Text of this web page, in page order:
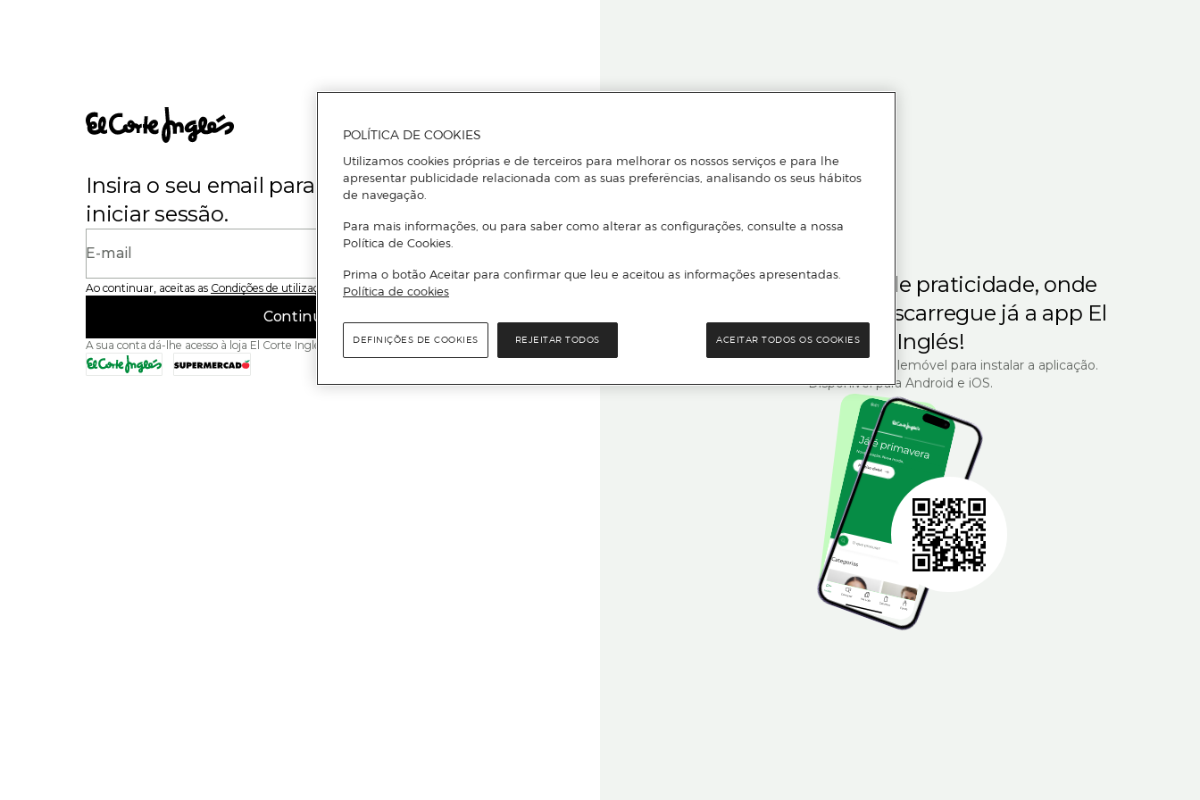
Insira o seu email para se registar ou
iniciar sessão.
E-mail
Ao continuar, aceitas as Condições de utilização do site
Continuar
A sua conta dá-lhe acesso à loja El Corte Inglés e ao Supermercado El Corte Inglés.
Para quem gosta de praticidade, onde
Descarregue já a app El
Corte Inglés!
Leia o código QR com o seu telemóvel para instalar a aplicação.
Disponível para Android e iOS.
POLÍTICA DE COOKIES
Utilizamos cookies próprias e de terceiros para melhorar os nossos serviços e para lhe
apresentar publicidade relacionada com as suas preferências, analisando os seus hábitos
de navegação.
Para mais informações, ou para saber como alterar as configurações, consulte a nossa
Política de Cookies.
Prima o botão Aceitar para confirmar que leu e aceitou as informações apresentadas.
Política de cookies
REJEITAR TODOS ACEITAR TODOS OS COOKIES
DEFINIÇÕES DE COOKIES